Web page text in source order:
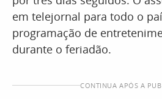
em telejornal para todo o
programação de
durante o feriadão.
CONTINUA APÓS A